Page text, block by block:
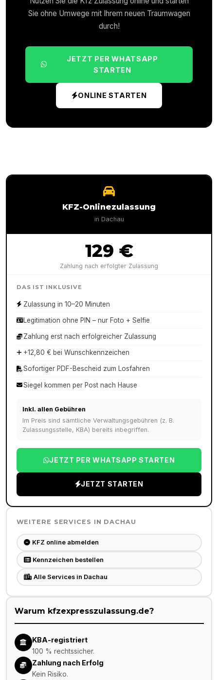
Sie ohne Umwege mit Ihrem neuen Traumwagen
durch!
JETZT PER WHATSAPP
STARTEN
ONLINE STARTEN
KFZ-Onlinezulassung
in Dachau
129 €
Zahlung nach erfolgter Zulassung
DAS IST INKLUSIVE
Zulassung in 10–20 Minuten
Legitimation ohne PIN – nur Foto + Selfie
Zahlung erst nach erfolgreicher Zulassung
+12,80 € bei Wunschkennzeichen
Sofortiger PDF-Bescheid zum Losfahren
Siegel kommen per Post nach Hause
Inkl. allen Gebühren
Im Preis sind sämtliche Verwaltungsgebühren (z. B.
Zulassungsstelle, KBA) bereits inbegriffen.
JETZT PER WHATSAPP STARTEN
JETZT STARTEN
WEITERE SERVICES IN DACHAU
KFZ online abmelden
Kennzeichen bestellen
Alle Services in Dachau
Warum kfzexpresszulassung.de?
KBA-registriert
100 % rechtssicher.
Zahlung nach Erfolg
Kein Risiko.